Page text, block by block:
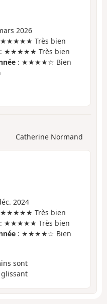
2026
Très bien
: ★★★★★ Très bien
: ★★★★☆ Bien
Catherine Normand
2024
Très bien
: ★★★★★ Très bien
: ★★★★☆ Bien
sont